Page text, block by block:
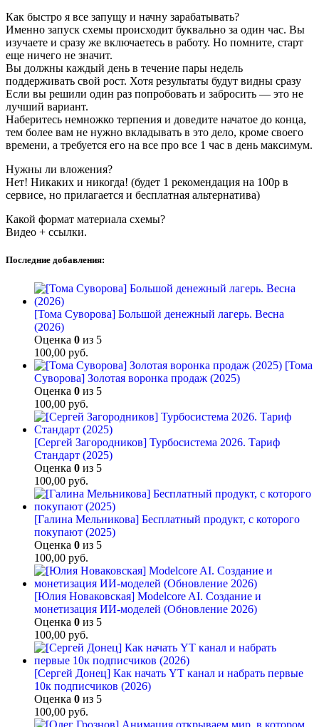
Как быстро я все запущу и начну зарабатывать?
Именно запуск схемы происходит буквально за один час. Вы
изучаете и сразу же включаетесь в работу. Но помните, старт
еще ничего не значит.
Вы должны каждый день в течение пары недель
поддерживать свой рост. Хотя результаты будут видны сразу
Если вы решили один раз попробовать и забросить — это не
лучший вариант.
Наберитесь немножко терпения и доведите начатое до конца,
тем более вам не нужно вкладывать в это дело, кроме своего
времени, а требуется его на все про все 1 час в день максимум.
Нужны ли вложения?
Нет! Никаких и никогда! (будет 1 рекомендация на 100р в
сервисе, но прилагается и бесплатная альтернатива)
Какой формат материала схемы?
Видео + ссылки.
Последние добавления:
[Тома Суворова] Большой денежный лагерь. Весна
(2026)
Оценка 0 из 5
100,00 руб.
[Тома
Суворова] Золотая воронка продаж (2025)
Оценка 0 из 5
100,00 руб.
[Сергей Загородников] Турбосистема 2026. Тариф
Стандарт (2025)
Оценка 0 из 5
100,00 руб.
[Галина Мельникова] Бесплатный продукт, с которого
покупают (2025)
Оценка 0 из 5
100,00 руб.
[Юлия Новаковская] Modelcore AI. Создание и
монетизация ИИ-моделей (Обновление 2026)
Оценка 0 из 5
100,00 руб.
[Сергей Донец] Как начать YT канал и набрать первые
10к подписчиков (2026)
Оценка 0 из 5
100,00 руб.